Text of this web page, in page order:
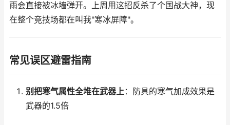
雨会直接被冰墙弹开。上周用这招反杀了个国战大神，现
在整个竞技场都在叫我"寒冰屏障"。
常见误区避雷指南
别把寒气属性全堆在武器上：防具的寒气加成效果是
武器的1.5倍